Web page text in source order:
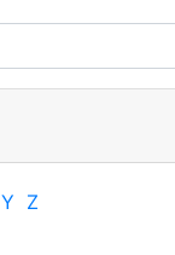
Y Z